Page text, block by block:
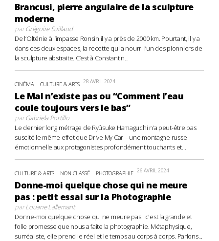
Brancusi, pierre angulaire de la sculpture
moderne
parGrégoire Suillaud
De l’Olténie à l’impasse Ronsin il y a près de 2000 km. Pourtant, il y a
dans ces deux espaces, la recette qui a nourri l’un des pionniers de
la sculpture abstraite. C’est à Constantin...
CINÉMA CULTURE & ARTS 28 AVRIL 2024
Le Mal n’existe pas ou “Comment l’eau
coule toujours vers le bas”
parGabriela Portillo
Le dernier long métrage de Ryûsuke Hamaguchi n’a peut-être pas
suscité le même effet que Drive My Car – une montagne russe
émotionnelle aux protagonistes profondément touchants et...
CULTURE & ARTS NON CLASSÉ PHOTOGRAPHIE 26 AVRIL 2024
Donne-moi quelque chose qui ne meure
pas : petit essai sur la Photographie
parLouane Lallemant
Donne-moi quelque chose qui ne meure pas : c'est la grande et
folle promesse que nous a faite la photographie. Métaphysique,
surréaliste, elle prend le réel et le temps au corps à corps. Parlons...